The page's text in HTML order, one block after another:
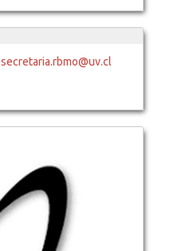
secretaria.rbmo@uv.cl